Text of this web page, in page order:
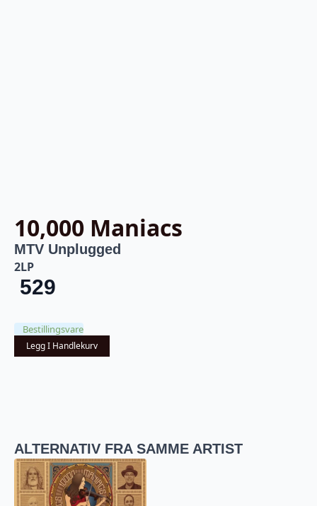
10,000 Maniacs
MTV Unplugged
2LP
529
Bestillingsvare
Legg I Handlekurv
ALTERNATIV FRA SAMME ARTIST